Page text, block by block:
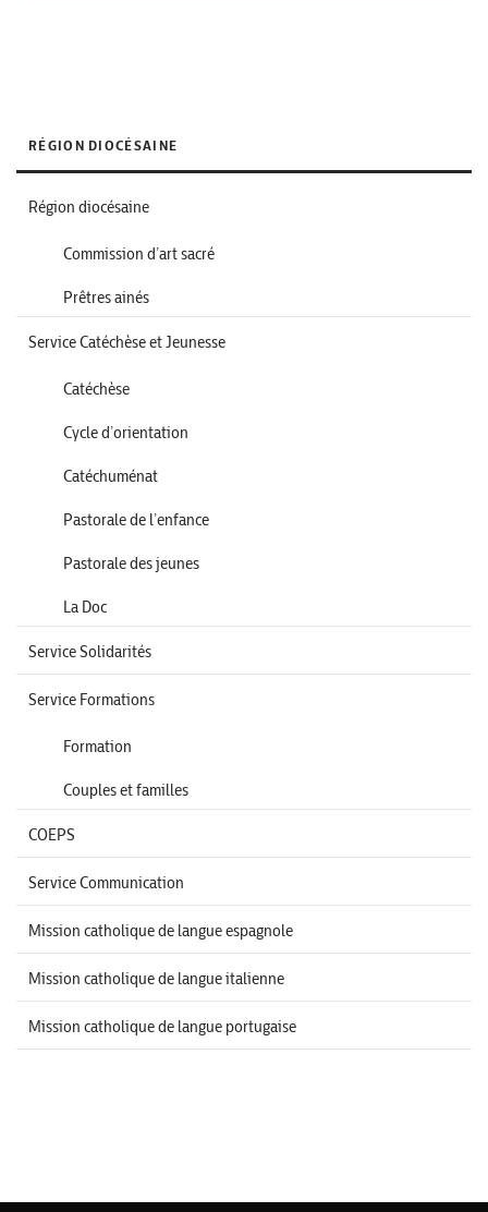
RÉGION DIOCÉSAINE
Région diocésaine
Commission d’art sacré
Prêtres ainés
Service Catéchèse et Jeunesse
Catéchèse
Cycle d’orientation
Catéchuménat
Pastorale de l’enfance
Pastorale des jeunes
La Doc
Service Solidarités
Service Formations
Formation
Couples et familles
COEPS
Service Communication
Mission catholique de langue espagnole
Mission catholique de langue italienne
Mission catholique de langue portugaise